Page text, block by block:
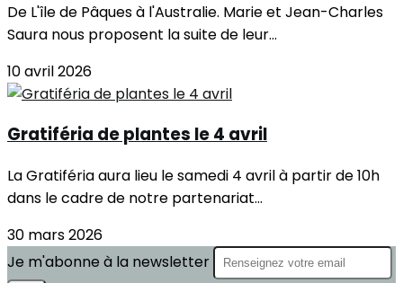
De L'île de Pâques à l'Australie. Marie et Jean-Charles
Saura nous proposent la suite de leur...
10 avril 2026
Gratiféria de plantes le 4 avril
La Gratiféria aura lieu le samedi 4 avril à partir de 10h
dans le cadre de notre partenariat...
30 mars 2026
Je m'abonne à la newsletter